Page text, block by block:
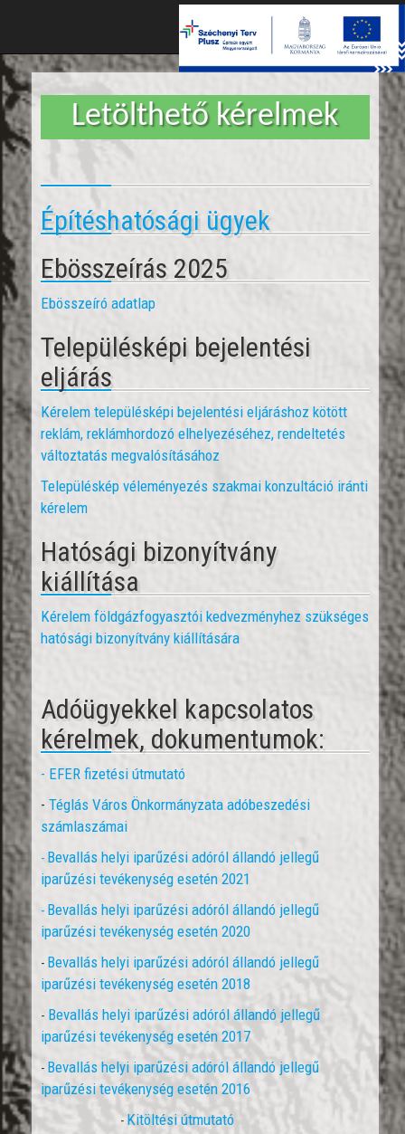
Letölthető kérelmek
Építéshatósági ügyek
Ebösszeírás 2025
Ebösszeíró adatlap
Településképi bejelentési
eljárás
Kérelem településképi bejelentési eljáráshoz kötött
reklám, reklámhordozó elhelyezéséhez, rendeltetés
változtatás megvalósításához
Településkép véleményezés szakmai konzultáció iránti
kérelem
Hatósági bizonyítvány
kiállítása
Kérelem földgázfogyasztói kedvezményhez szükséges
hatósági bizonyítvány kiállítására
Adóügyekkel kapcsolatos
kérelmek, dokumentumok:
- EFER fizetési útmutató
- Téglás Város Önkormányzata adóbeszedési
számlaszámai
- Bevallás helyi iparűzési adóról állandó jellegű
iparűzési tevékenység esetén 2021
- Bevallás helyi iparűzési adóról állandó jellegű
iparűzési tevékenység esetén 2020
- Bevallás helyi iparűzési adóról állandó jellegű
iparűzési tevékenység esetén 2018
- Bevallás helyi iparűzési adóról állandó jellegű
iparűzési tevékenység esetén 2017
- Bevallás helyi iparűzési adóról állandó jellegű
iparűzési tevékenység esetén 2016
-Kitöltési útmutató